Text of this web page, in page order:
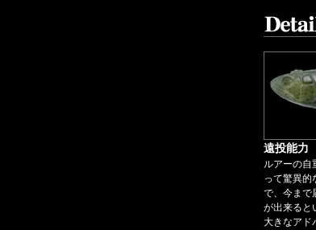
遠投能力
ルアーの自
って驚異的
で、今まで
が出来ると
大きなアド